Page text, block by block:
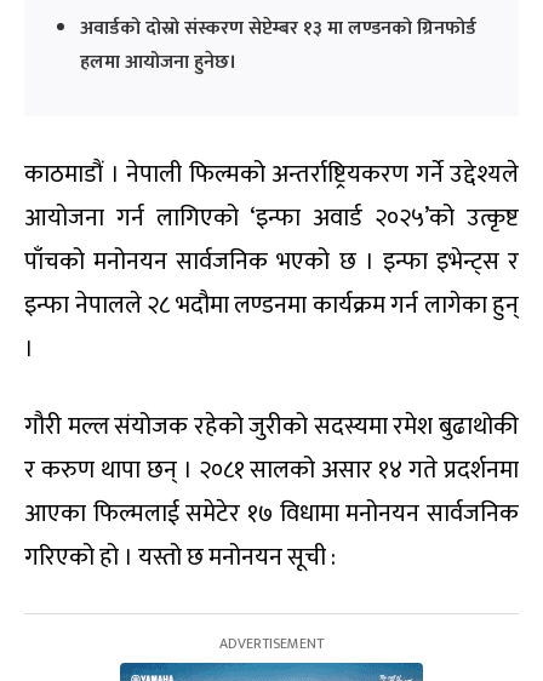
अवार्डको दोस्रो संस्करण सेप्टेम्बर १३ मा लण्डनको ग्रिनफोर्ड
हलमा आयोजना हुनेछ।
काठमाडौं । नेपाली फिल्मको अन्तर्राष्ट्रियकरण गर्ने उद्देश्यले
आयोजना गर्न लागिएको ‘इन्फा अवार्ड २०२५’को उत्कृष्ट
पाँचको मनोनयन सार्वजनिक भएको छ । इन्फा इभेन्ट्स र
इन्फा नेपालले २८ भदौमा लण्डनमा कार्यक्रम गर्न लागेका हुन्
।
गौरी मल्ल संयोजक रहेको जुरीको सदस्यमा रमेश बुढाथोकी
र करुण थापा छन् । २०८१ सालको असार १४ गते प्रदर्शनमा
आएका फिल्मलाई समेटेर १७ विधामा मनोनयन सार्वजनिक
गरिएको हो । यस्तो छ मनोनयन सूची :